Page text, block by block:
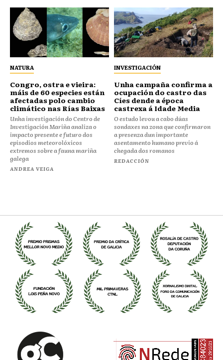
NATURA
Congro, ostra e vieira:
máis de 60 especies están
afectadas polo cambio
climático nas Rías Baixas
Unha investigación do Centro de
Investigación Mariña analiza o
impacto presente e futuro dos
episodios meteorolóxicos
extremos sobre a fauna mariña
galega
ANDREA VEIGA
INVESTIGACIÓN
Unha campaña confirma a
ocupación do castro das
Cíes dende a época
castrexa á Idade Media
O estudo levou a cabo dúas
sondaxes na zona que confirmaron
a presenza dun importante
asentamento humano previo á
chegada dos romanos
REDACCIÓN